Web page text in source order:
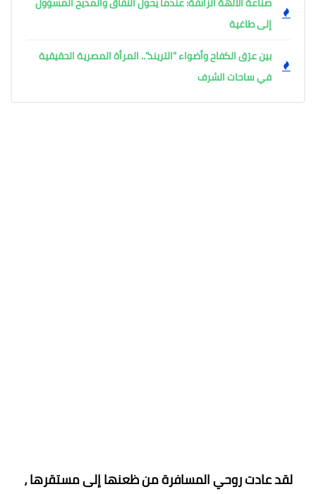
إلى طاغية
بين عرَق الكفاح وأضواء "التريند".. المرأة المصرية الحقيقية
في ساحات الشرف
لقد عادت روحي المسافرة من ظعنها إلى مستقرها ،